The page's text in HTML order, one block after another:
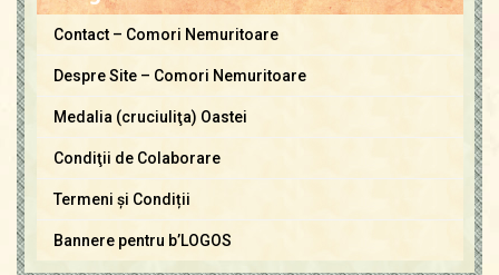
i
u
Contact – Comori Nemuritoare
Despre Site – Comori Nemuritoare
Medalia (cruciuliţa) Oastei
Condiţii de Colaborare
Termeni și Condiții
Bannere pentru b’LOGOS